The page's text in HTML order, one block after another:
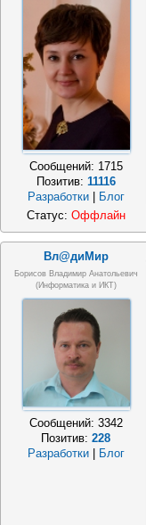
Сообщений: 1715
Позитив: 11116
Разработки
Блог
Статус: Оффлайн
Вл@диМир
Борисов Владимир Анатольевич
(информатика и ИКТ)
Сообщений: 3342
Позитив:228
Разработки
Блог